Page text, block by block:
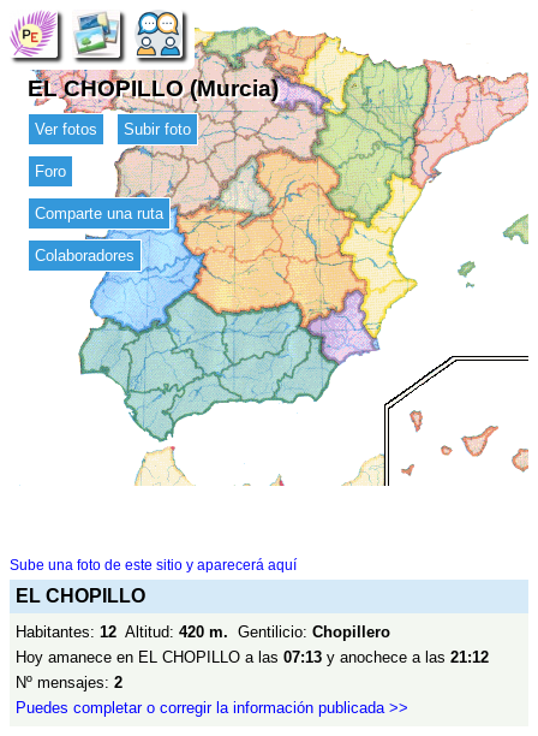
EL CHOPILLO (Murcia)
Ver fotos Subir foto
Foro
Comparte una ruta
Colaboradores
Sube una foto de este sitio y aparecerá aquí
EL CHOPILLO
Habitantes: 12 Altitud: 420 m. Gentilicio: Chopillero
Hoy amanece en EL CHOPILLO a las 07:13 y anochece a las 21:12
Nº mensajes: 2
Puedes completar o corregir la información publicada >>